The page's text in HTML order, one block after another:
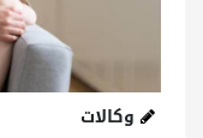
وكالات